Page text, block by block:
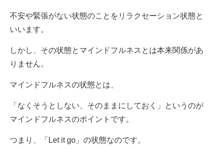
不安や緊張がない状態のことをリラクセーション状態と
いいます。
しかし、その状態とマインドフルネスとは本来関係があ
りません。
マインドフルネスの状態とは、
「なくそうとしない、そのままにしておく」というのが
マインドフルネスのポイントです。
つまり、「Let it go」の状態なのです。